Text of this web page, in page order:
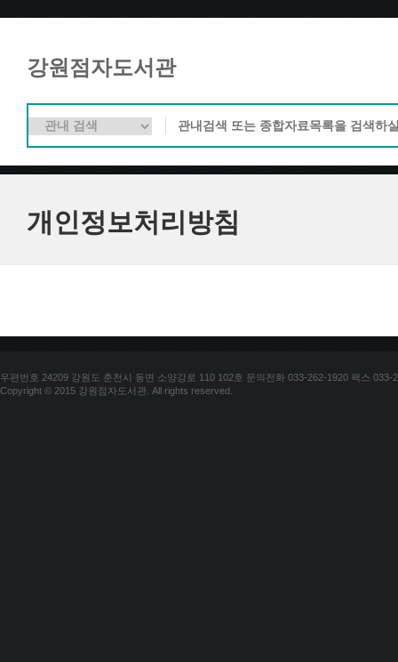
강원점자도서관
개인정보처리방침
우편번호 24209 강원도 춘천시 동면 소양강로 110 102호 문의전화 033-262-1920 팩스 033-
Copyright © 2015 강원점자도서관. All rights reserved.